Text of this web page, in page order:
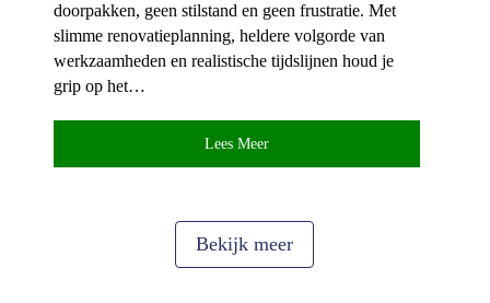
doorpakken, geen stilstand en geen frustratie.​ Met
slimme renovatieplanning, heldere volgorde van
werkzaamheden en realistische tijdslijnen houd je
grip op het…
Lees Meer
Bekijk meer